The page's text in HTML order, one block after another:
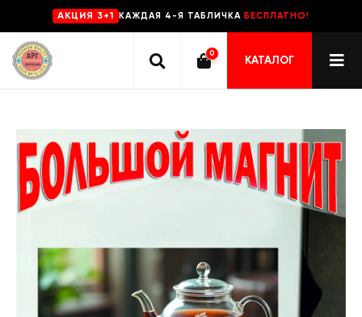
AKЦИЯ 3+1 КАЖДАЯ 4-Я ТАБЛИЧКА БЕСПЛАТНО!
0
КАТАЛОГ